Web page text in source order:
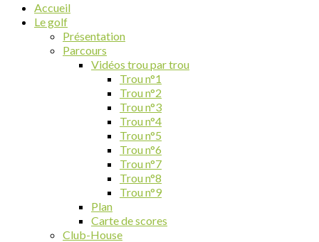
Accueil
Le golf
Présentation
Parcours
Vidéos trou par trou
Trou n°1
Trou n°2
Trou n°3
Trou n°4
Trou n°5
Trou n°6
Trou n°7
Trou n°8
Trou n°9
Plan
Carte de scores
Club-House